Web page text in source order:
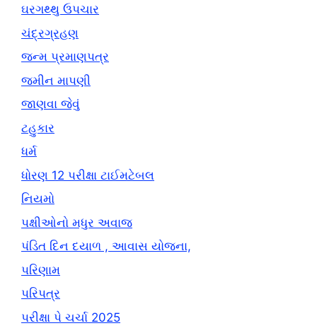
ઘરગથ્થુ ઉપચાર
ચંદ્રગ્રહણ
જન્મ પ્રમાણપત્ર
જમીન માપણી
જાણવા જેવું
ટહુકાર
ધર્મ
ધોરણ 12 પરીક્ષા ટાઈમટેબલ
નિયમો
પક્ષીઓનો મધુર અવાજ
પંડિત દિન દયાળ , આવાસ યોજના,
પરિણામ
પરિપત્ર
પરીક્ષા પે ચર્ચા 2025